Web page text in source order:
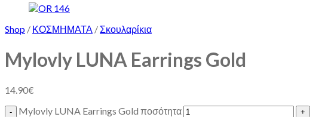
Shop / ΚΟΣΜΗΜΑΤΑ / Σκουλαρίκια
Mylovly LUNA Earrings Gold
14.90€
Mylovly LUNA Earrings Gold ποσότητα